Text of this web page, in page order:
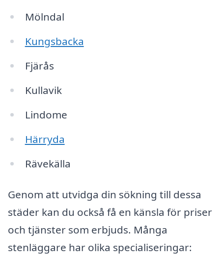
Mölndal
Kungsbacka
Fjärås
Kullavik
Lindome
Härryda
Rävekälla
Genom att utvidga din sökning till dessa
städer kan du också få en känsla för priser
och tjänster som erbjuds. Många
stenläggare har olika specialiseringar: